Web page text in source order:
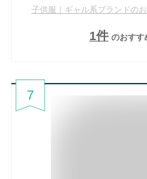
子供服｜ギャル系ブランドの
1件 のおすす
7